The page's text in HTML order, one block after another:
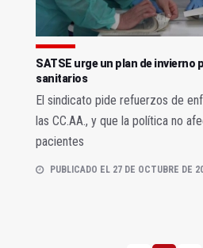
SATSE urge un plan de invierno
sanitarios
El sindicato pide refuerzos de
las CC.AA., y que la política no
pacientes
PUBLICADO EL 27 DE OCTUBRE DE